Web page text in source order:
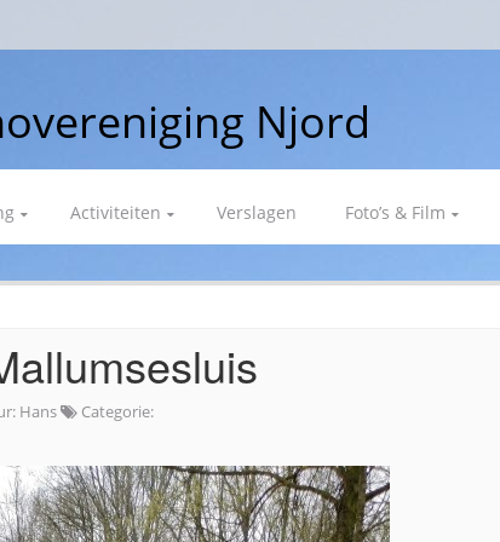
Njord
Activiteiten Verslagen Foto’s & Film
Hans Categorie: